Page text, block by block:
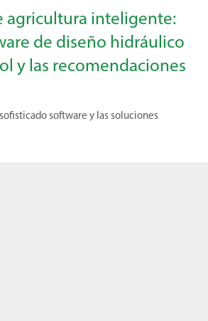
agricultura inteligente:
de diseño hidráulico
y las recomendaciones
software y las soluciones